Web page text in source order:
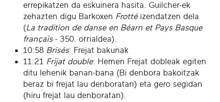
errepikatzen da eskuinera hasita. Guilcher-ek
zehazten digu Barkoxen Frottéizendatzen dela
(La tradition de danse en Béarn et Pays Basque
français- 350. orrialdea).
10:58 Brisés: Frejat bakunak
11:21 Frijat double: Hemen Frejat dobleak egiten
ditu lehenik banan-bana (Bi denbora bakoitzak
beraz bi frejat lau denboratan) eta gero segidan
(hiru frejat lau denboratan).